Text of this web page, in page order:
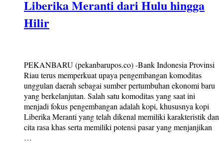
Liberika Meranti dari Hulu hingga
Hilir
PEKANBARU (pekanbarupos.co) -Bank Indonesia Provinsi
Riau terus memperkuat upaya pengembangan komoditas
unggulan daerah sebagai sumber pertumbuhan ekonomi baru
yang berkelanjutan. Salah satu komoditas yang saat ini
menjadi fokus pengembangan adalah kopi, khususnya kopi
Liberika Meranti yang telah dikenal memiliki karakteristik dan
cita rasa khas serta memiliki potensi pasar yang menjanjikan
…